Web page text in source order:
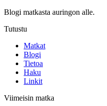
Blogi matkasta auringon alle.
Tutustu
Matkat
Blogi
Tietoa
Haku
Linkit
Viimeisin matka